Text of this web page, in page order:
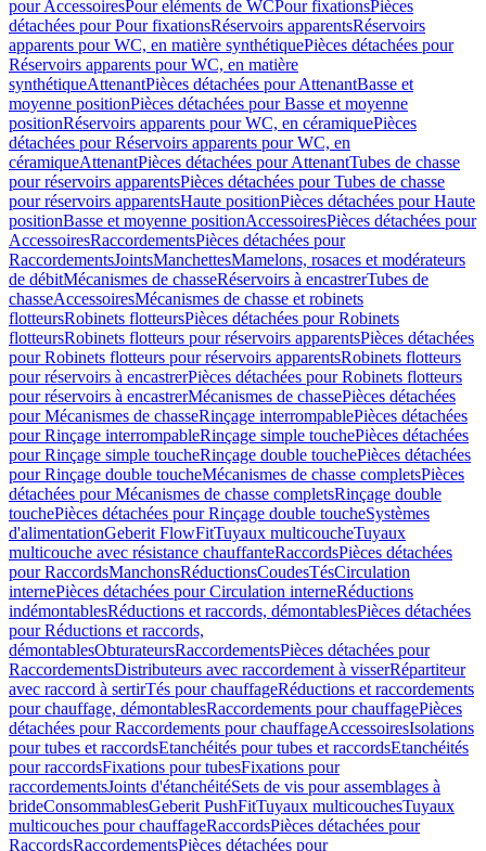
pour AccessoiresPour eléments de WCPour fixationsPièces
détachées pour Pour fixationsRéservoirs apparentsRéservoirs
apparents pour WC, en matière synthétiquePièces détachées pour
Réservoirs apparents pour WC, en matière
synthétiqueAttenantPièces détachées pour AttenantBasse et
moyenne positionPièces détachées pour Basse et moyenne
positionRéservoirs apparents pour WC, en céramiquePièces
détachées pour Réservoirs apparents pour WC, en
céramiqueAttenantPièces détachées pour AttenantTubes de chasse
pour réservoirs apparentsPièces détachées pour Tubes de chasse
pour réservoirs apparentsHaute positionPièces détachées pour Haute
positionBasse et moyenne positionAccessoiresPièces détachées pour
AccessoiresRaccordementsPièces détachées pour
RaccordementsJointsManchettesMamelons, rosaces et modérateurs
de débitMécanismes de chasseRéservoirs à encastrerTubes de
chasseAccessoiresMécanismes de chasse et robinets
flotteursRobinets flotteursPièces détachées pour Robinets
flotteursRobinets flotteurs pour réservoirs apparentsPièces détachées
pour Robinets flotteurs pour réservoirs apparentsRobinets flotteurs
pour réservoirs à encastrerPièces détachées pour Robinets flotteurs
pour réservoirs à encastrerMécanismes de chassePièces détachées
pour Mécanismes de chasseRinçage interrompablePièces détachées
pour Rinçage interrompableRinçage simple touchePièces détachées
pour Rinçage simple toucheRinçage double touchePièces détachées
pour Rinçage double toucheMécanismes de chasse completsPièces
détachées pour Mécanismes de chasse completsRinçage double
touchePièces détachées pour Rinçage double toucheSystèmes
d'alimentationGeberit FlowFitTuyaux multicoucheTuyaux
multicouche avec résistance chauffanteRaccordsPièces détachées
pour RaccordsManchonsRéductionsCoudesTésCirculation
internePièces détachées pour Circulation interneRéductions
indémontablesRéductions et raccords, démontablesPièces détachées
pour Réductions et raccords,
démontablesObturateursRaccordementsPièces détachées pour
RaccordementsDistributeurs avec raccordement à visserRépartiteur
avec raccord à sertirTés pour chauffageRéductions et raccordements
pour chauffage, démontablesRaccordements pour chauffagePièces
détachées pour Raccordements pour chauffageAccessoiresIsolations
pour tubes et raccordsEtanchéités pour tubes et raccordsEtanchéités
pour raccordsFixations pour tubesFixations pour
raccordementsJoints d'étanchéitéSets de vis pour assemblages à
brideConsommablesGeberit PushFitTuyaux multicouchesTuyaux
multicouches pour chauffageRaccordsPièces détachées pour
RaccordsRaccordementsPièces détachées pour